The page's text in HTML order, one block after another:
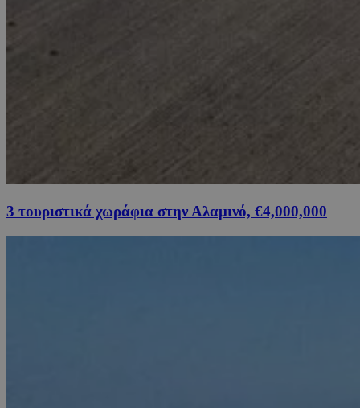
3 τουριστικά χωράφια στην Αλαμινό, €4,000,000